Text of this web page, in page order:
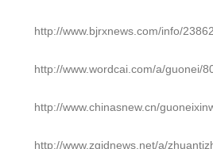
http://www.bjrxnews.com/info/
http://www.wordcai.com/a/guonei/
http://www.chinasnew.cn/
http://www.zgjdnews.net/a/